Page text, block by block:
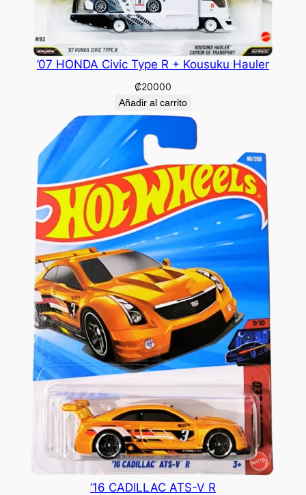
’07 HONDA Civic Type R + Kousuku Hauler
₡20000
Añadir al carrito
’16 CADILLAC ATS-V R